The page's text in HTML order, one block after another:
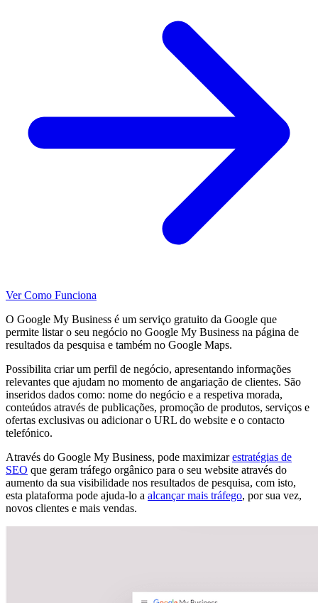
Ver Como Funciona
O Google My Business é um serviço gratuito da Google que
permite listar o seu negócio no Google My Business na página de
resultados da pesquisa e também no Google Maps.
Possibilita criar um perfil de negócio, apresentando informações
relevantes que ajudam no momento de angariação de clientes. São
inseridos dados como: nome do negócio e a respetiva morada,
conteúdos através de publicações, promoção de produtos, serviços e
ofertas exclusivas ou adicionar o URL do website e o contacto
telefónico.
Através do Google My Business, pode maximizarestratégias de
SEO que geram tráfego orgânico para o seu website através do
aumento da sua visibilidade nos resultados de pesquisa, com isto,
esta plataforma pode ajuda-lo a alcançar mais tráfego, por sua vez,
novos clientes e mais vendas.